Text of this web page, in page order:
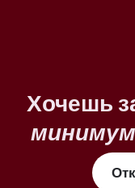
Хочешь
минимум